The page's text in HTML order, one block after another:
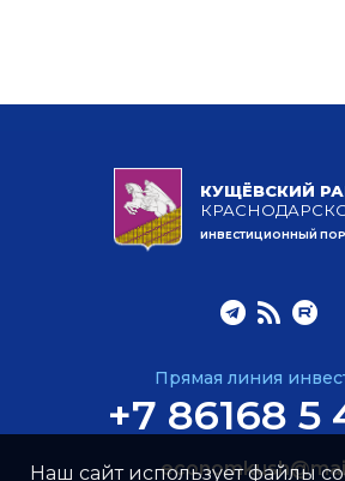
КУЩЁВСКИЙ
ИНВЕСТИЦИОННЫЙ
Прямая линия
+7 86168 5
Наш сайт использует файлы